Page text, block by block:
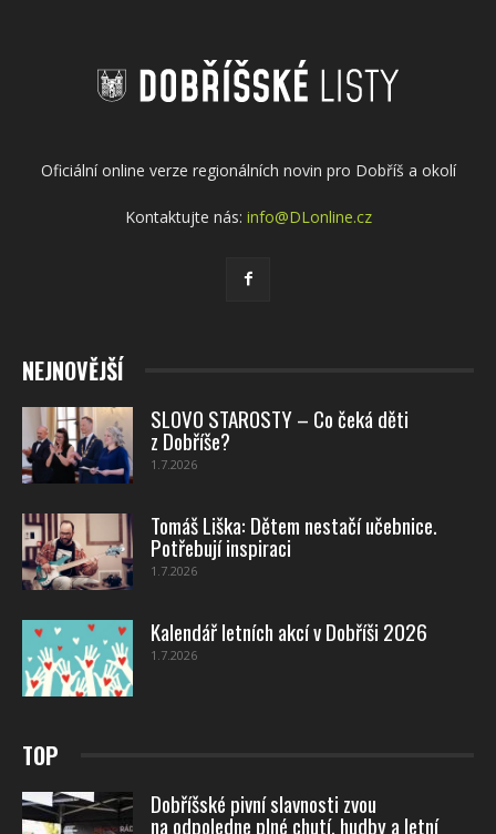
Oficiální online verze regionálních novin pro Dobříš a okolí
Kontaktujte nás: info@DLonline.cz
NEJNOVĚJŠÍ
SLOVO STAROSTY – Co čeká děti
z Dobříše?
1.7.2026
Tomáš Liška: Dětem nestačí učebnice.
Potřebují inspiraci
1.7.2026
Kalendář letních akcí v Dobříši 2026
1.7.2026
TOP
Dobříšské pivní slavnosti zvou
na odpoledne plné chutí, hudby a letní